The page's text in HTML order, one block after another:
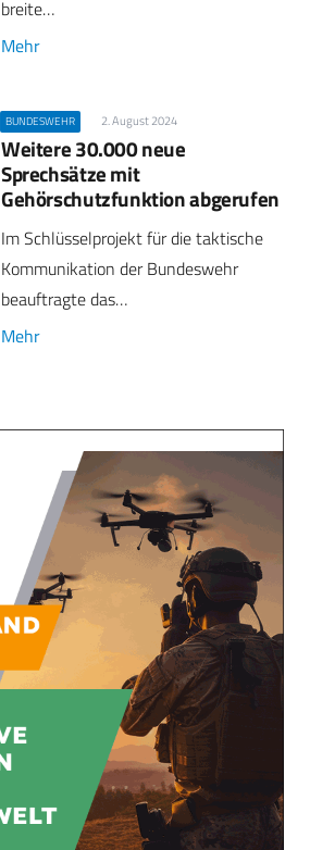
breite…
Mehr
BUNDESWEHR 2. August 2024
Weitere 30.000 neue
Sprechsätze mit
Gehörschutzfunktion abgerufen
Im Schlüsselprojekt für die taktische
Kommunikation der Bundeswehr
beauftragte das…
Mehr